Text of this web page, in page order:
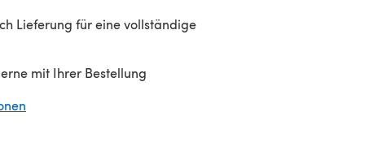
Lieferung für eine vollständige
mit Ihrer Bestellung